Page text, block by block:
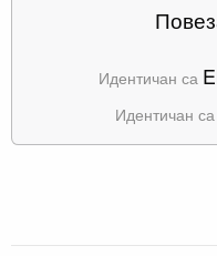
Идентичан са
Идентичан са